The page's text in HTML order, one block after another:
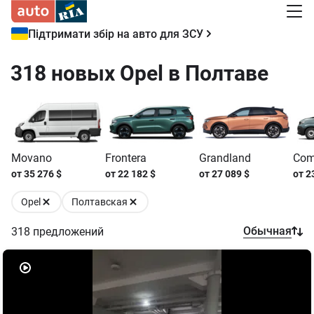
Підтримати збір на авто для ЗСУ
318 новых Opel в Полтаве
Movano
от35 276$
Frontera
от22 182$
Grandland
от27 089$ от
Opel Полтавская
318 предложений Обычная